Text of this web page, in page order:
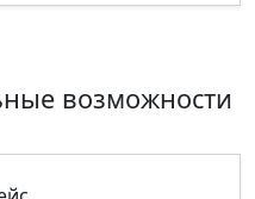
возможности